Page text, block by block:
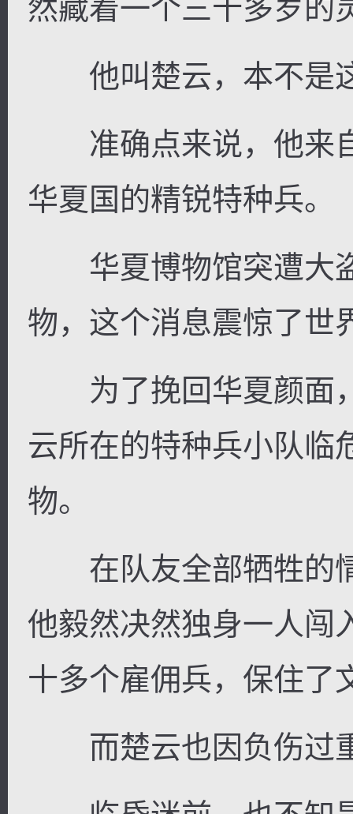
然藏着一个三十多岁的
他叫楚云，本不是
准确点来说，他来
华夏国的精锐特种兵。
华夏博物馆突遭大
物，这个消息震惊了世
为了挽回华夏颜面
云所在的特种兵小队临
物。
在队友全部牺牲的
他毅然决然独身一人闯
十多个雇佣兵，保住了
而楚云也因负伤过